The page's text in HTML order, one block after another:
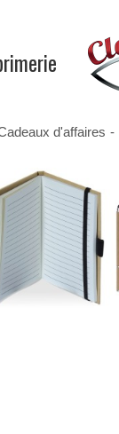
d'affaires -